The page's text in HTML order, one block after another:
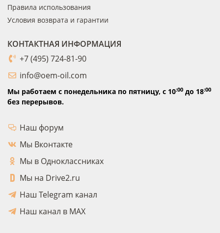
Правила использования
Условия возврата и гарантии
КОНТАКТНАЯ ИНФОРМАЦИЯ
+7 (495) 724-81-90
info@oem-oil.com
Мы работаем с понедельника по пятницу, с 10:00 до 18:00
без перерывов.
Наш форум
Мы Вконтакте
Мы в Одноклассниках
Мы на Drive2.ru
Наш Telegram канал
Наш канал в MAX